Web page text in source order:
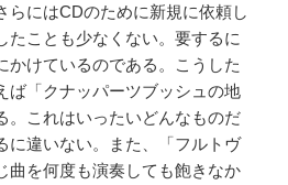
らにはCDのために新規に依頼し
たことも少なくない。要するに
かけているのである。こうした
ば「クナッパーツブッシュの地
。これはいったいどんなものだ
に違いない。また、「フルトヴ
曲を何度も演奏しても飽きなか